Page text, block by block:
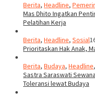
Berita, Headline,
Mas Dhito Ingatkan
Pelatihan Kerja
Berita, Headline, Sosial
Prioritaskan Hak Anak,
Berita, Budaya, Headline,
Sastra Saraswati
Toleransi lewat Budaya